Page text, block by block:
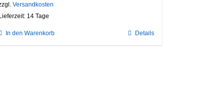
Versandkosten
14 Tage
In den Warenkorb Details